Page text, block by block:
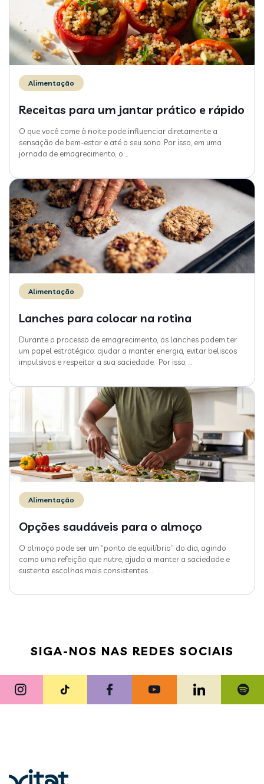
Alimentação
Receitas para um jantar prático e rápido
O que você come à noite pode influenciar diretamente a
sensação de bem-estar e até o seu sono. Por isso, em uma
jornada de emagrecimento, o
Alimentação
Lanches para colocar na rotina
Durante o processo de emagrecimento, os lanches podem ter
um papel estratégico: ajudar a manter energia, evitar beliscos
impulsivos e respeitar a sua saciedade. Por isso,
Alimentação
Opções saudáveis para o almoço
O almoço pode ser um “ponto de equilíbrio” do dia, agindo
como uma refeição que nutre, ajuda a manter a saciedade e
sustenta escolhas mais consistentes
SIGA-NOS NAS REDES SOCIAIS